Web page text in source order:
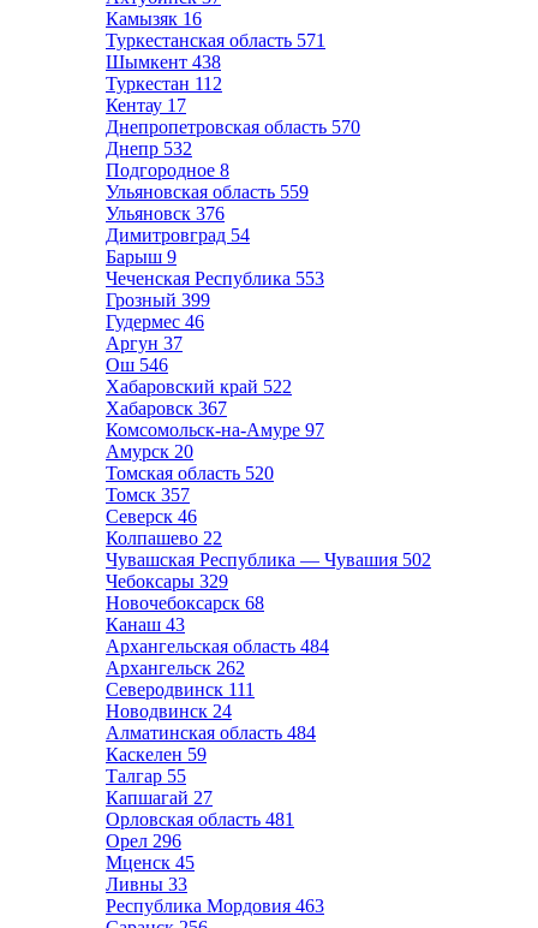
Камызяк 16
Туркестанская область 571
Шымкент 438
Туркестан 112
Кентау 17
Днепропетровская область 570
Днепр 532
Подгородное 8
Ульяновская область 559
Ульяновск 376
Димитровград 54
Барыш 9
Чеченская Республика 553
Грозный 399
Гудермес 46
Аргун 37
Ош 546
Хабаровский край 522
Хабаровск 367
Комсомольск-на-Амуре 97
Амурск 20
Томская область 520
Томск 357
Северск 46
Колпашево 22
Чувашская Республика — Чувашия 502
Чебоксары 329
Новочебоксарск 68
Канаш 43
Архангельская область 484
Архангельск 262
Северодвинск 111
Новодвинск 24
Алматинская область 484
Каскелен 59
Талгар 55
Капшагай 27
Орловская область 481
Орел 296
Мценск 45
Ливны 33
Республика Мордовия 463